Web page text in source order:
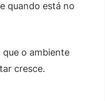
quando está no
que o ambiente
cresce.